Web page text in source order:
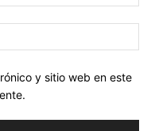
y sitio web en este